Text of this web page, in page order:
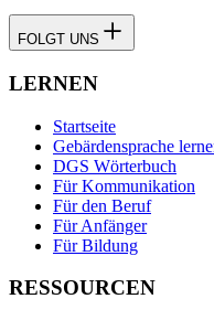
FOLGT UNS
LERNEN
Startseite
Gebärdensprache
DGS Wörterbuch
Für Kommunikation
Für den Beruf
Für Anfänger
Für Bildung
RESSOURCEN